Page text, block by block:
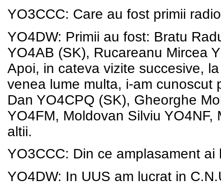
YO3CCC: Care au fost primii
YO4DW: Primii au fost: Bratu
YO4AB (SK), Rucareanu Mircea
Apoi, in cateva vizite succesive,
venea lume multa, i-am cunoscut
Dan YO4CPQ (SK), Gheorghe
YO4FM, Moldovan Silviu
altii.
YO3CCC: Din ce amplasament
YO4DW: In UUS am lucrat in